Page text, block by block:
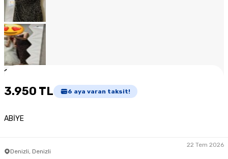
1
3.950 TL 6 aya varan taksit!
ABİYE
Denizli, Denizli
22 Tem 2026